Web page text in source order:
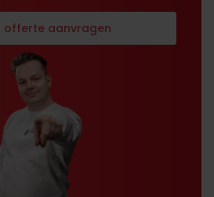
offerte aanvragen